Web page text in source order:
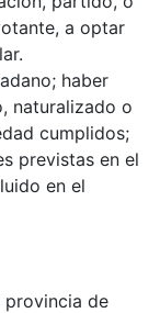
a optar
haber
naturalizado o
cumplidos;
previstas en el
en el
de